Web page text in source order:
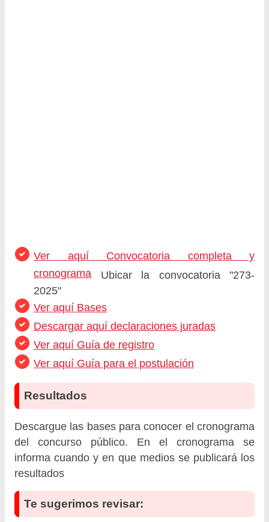
Ver aquí Convocatoria completa y
cronograma Ubicar la convocatoria "273-
2025"
Ver aquí Bases
Descargar aquí declaraciones juradas
Ver aquí Guía de registro
Ver aquí Guía para el postulación
Resultados
Descargue las bases para conocer el cronograma
del concurso público. En el cronograma se
informa cuando y en que medios se publicará los
resultados
Te sugerimos revisar: